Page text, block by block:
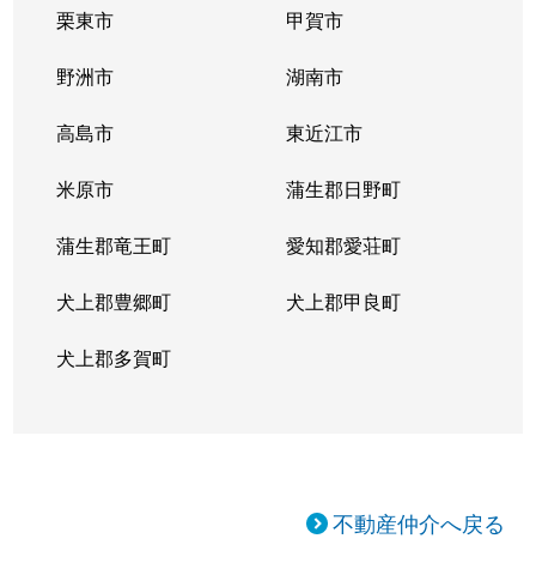
栗東市 甲賀市
野洲市 湖南市
高島市 東近江市
米原市 蒲生郡日野町
蒲生郡竜王町 愛知郡愛荘町
犬上郡豊郷町 犬上郡甲良町
犬上郡多賀町
不動産仲介へ戻る